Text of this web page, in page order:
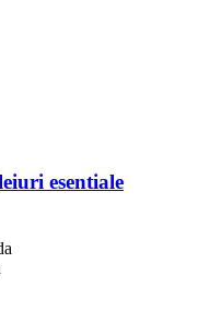
esentiale